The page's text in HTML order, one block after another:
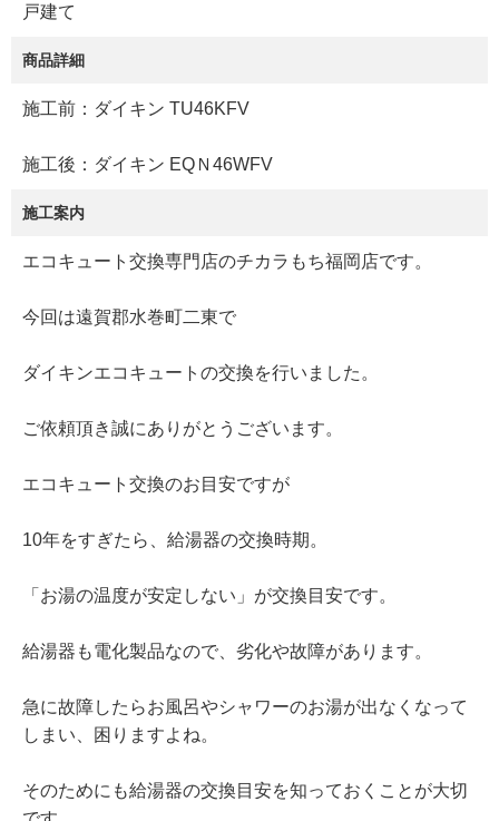
戸建て
商品詳細
施工前：ダイキン TU46KFV
施工後：ダイキン EQＮ46WFV
施工案内
エコキュート交換専門店のチカラもち福岡店です。
今回は遠賀郡水巻町二東で
ダイキンエコキュートの交換を行いました。
ご依頼頂き誠にありがとうございます。
エコキュート交換のお目安ですが
10年をすぎたら、給湯器の交換時期。
「お湯の温度が安定しない」が交換目安です。
給湯器も電化製品なので、劣化や故障があります。
急に故障したらお風呂やシャワーのお湯が出なくなって
しまい、困りますよね。
そのためにも給湯器の交換目安を知っておくことが大切